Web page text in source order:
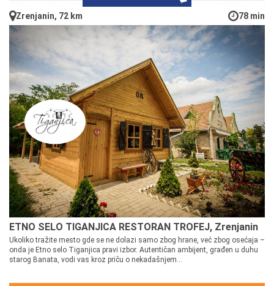
Zrenjanin, 72 km 78 min
ETNO SELO TIGANJICA RESTORAN TROFEJ, Zrenjanin
Ukoliko tražite mesto gde se ne dolazi samo zbog hrane, već zbog osećaja –
onda je Etno selo Tiganjica pravi izbor. Autentičan ambijent, građen u duhu
starog Banata, vodi vas kroz priču o nekadašnjem...